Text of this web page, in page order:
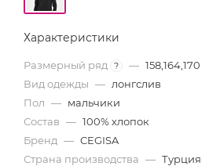
Характеристики
Размерный ряд ? — 158,164,170
Вид одежды — лонгслив
Пол — мальчики
Состав — 100% хлопок
Бренд — CEGISA
Страна производства — Турция